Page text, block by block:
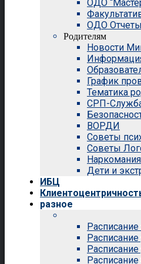
ОДО
ОДО Отчеты
Родителям
Новости
График
Тематика
СРП-
ВОРДИ
Советы
Советы
Дети и
ИБЦ
разное